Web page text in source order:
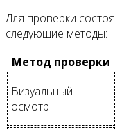
Для проверки
следующие методы:
Метод проверки
Визуальный
осмотр